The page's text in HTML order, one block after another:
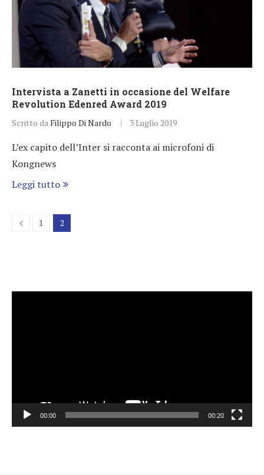
Intervista a Zanetti in occasione del Welfare
Revolution Edenred Award 2019
Scritto daFilippo Di Nardo 3 Luglio 2019
L’ex capito dell’Inter si racconta ai microfoni di
Kongnews
Leggi tutto
1 2
00:00 00:20